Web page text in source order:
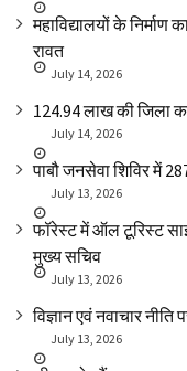
महाविद्यालयों के निर्माण
रावत
July 14, 2026
₹124.94 लाख की जिला
July 14, 2026
पाबौ जनसेवा शिविर में
July 13, 2026
फॉरेस्ट में ऑल टूरिस्ट
मुख्य सचिव
July 13, 2026
विज्ञान एवं नवाचार
July 13, 2026